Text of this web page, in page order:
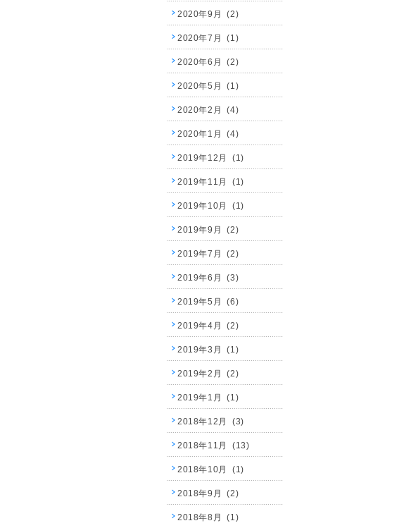
2020年9月 (2)
2020年7月 (1)
2020年6月 (2)
2020年5月 (1)
2020年2月 (4)
2020年1月 (4)
2019年12月 (1)
2019年11月 (1)
2019年10月 (1)
2019年9月 (2)
2019年7月 (2)
2019年6月 (3)
2019年5月 (6)
2019年4月 (2)
2019年3月 (1)
2019年2月 (2)
2019年1月 (1)
2018年12月 (3)
2018年11月 (13)
2018年10月 (1)
2018年9月 (2)
2018年8月 (1)